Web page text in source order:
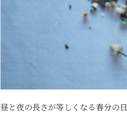
昼と夜の長さが等しくなる春分の日